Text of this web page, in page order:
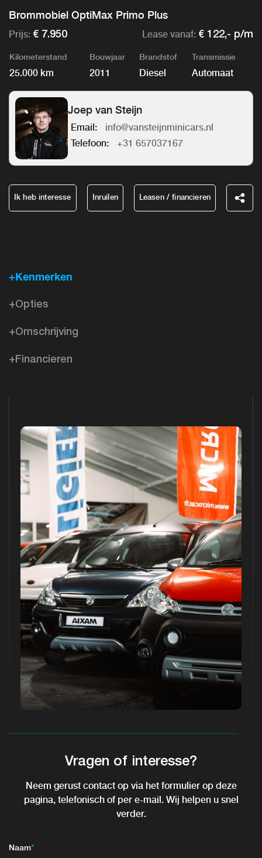
Brommobiel OptiMax Primo Plus
Prijs: € 7.950 Lease vanaf: € 122,- p/m
Kilometerstand
25.000 km
Bouwjaar
2011
Brandstof
Diesel
Transmissie
Automaat
Joep van Steijn
Email:
info@vansteijnminicars.nl
Telefoon:
+31 657037167
Ik heb interesse Inruilen Leasen / financieren
+Kenmerken
+Opties
+Omschrijving
+Financieren
Vragen of interesse?
Neem gerust contact op via het formulier op deze
pagina, telefonisch of per e-mail. Wij helpen u snel
verder.
Naam*